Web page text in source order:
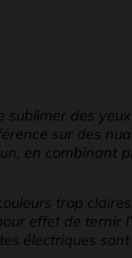
sublimer des
sur des
en combinant
trop
effet de ternir
électriques sont